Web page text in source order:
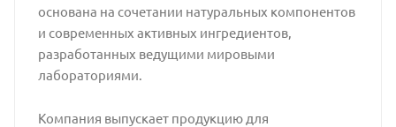
основана на сочетании натуральных компонентов
и современных активных ингредиентов,
разработанных ведущими мировыми
лабораториями.
Компания выпускает продукцию для